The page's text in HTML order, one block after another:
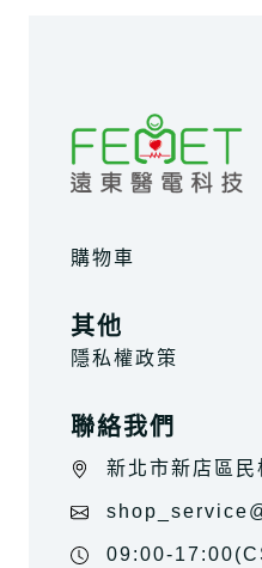
購物車
其他
隱私權政策
聯絡我們
新北市新店區
09:00-